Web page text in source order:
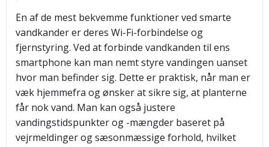
En af de mest bekvemme funktioner ved smarte
vandkander er deres Wi-Fi-forbindelse og
fjernstyring. Ved at forbinde vandkanden til ens
smartphone kan man nemt styre vandingen uanset
hvor man befinder sig. Dette er praktisk, når man er
væk hjemmefra og ønsker at sikre sig, at planterne
får nok vand. Man kan også justere
vandingstidspunkter og -mængder baseret på
vejrmeldinger og sæsonmæssige forhold, hvilket